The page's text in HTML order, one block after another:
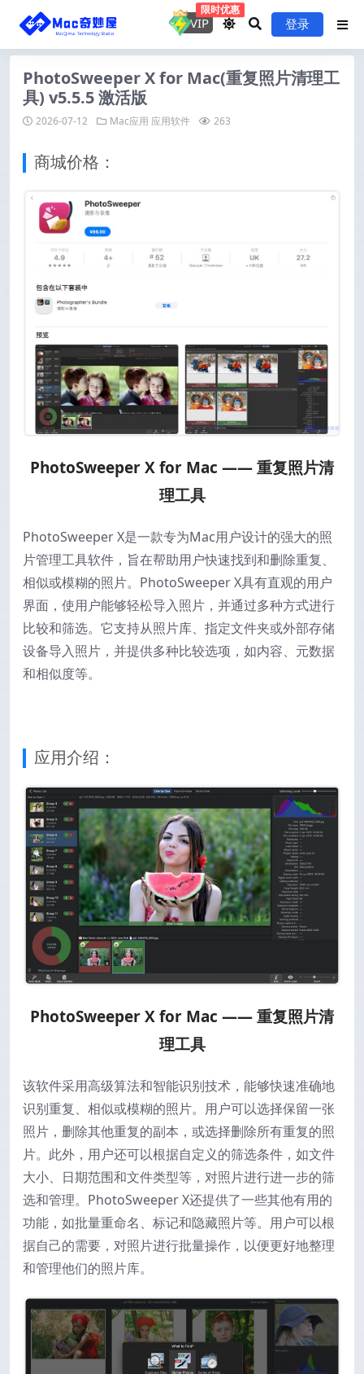
VIP
限时优惠
登录
PhotoSweeper X for Mac(重复照片清理工
具) v5.5.5 激活版
2026-07-12 Mac应用 应用软件 263
商城价格：
PhotoSweeper X for Mac —— 重复照片清
理工具
PhotoSweeper X是一款专为Mac用户设计的强大的照
片管理工具软件，旨在帮助用户快速找到和删除重复、
相似或模糊的照片。 PhotoSweeper X具有直观的用户
界面，使用户能够轻松导入照片，并通过多种方式进行
比较和筛选。它支持从照片库、指定文件夹或外部存储
设备导入照片，并提供多种比较选项，如内容、元数据
和相似度等。
应用介绍：
PhotoSweeper X for Mac —— 重复照片清
理工具
该软件采用高级算法和智能识别技术，能够快速准确地
识别重复、相似或模糊的照片。用户可以选择保留一张
照片，删除其他重复的副本，或选择删除所有重复的照
片。此外，用户还可以根据自定义的筛选条件，如文件
大小、日期范围和文件类型等，对照片进行进一步的筛
选和管理。 PhotoSweeper X还提供了一些其他有用的
功能，如批量重命名、标记和隐藏照片等。用户可以根
据自己的需要，对照片进行批量操作，以便更好地整理
和管理他们的照片库。